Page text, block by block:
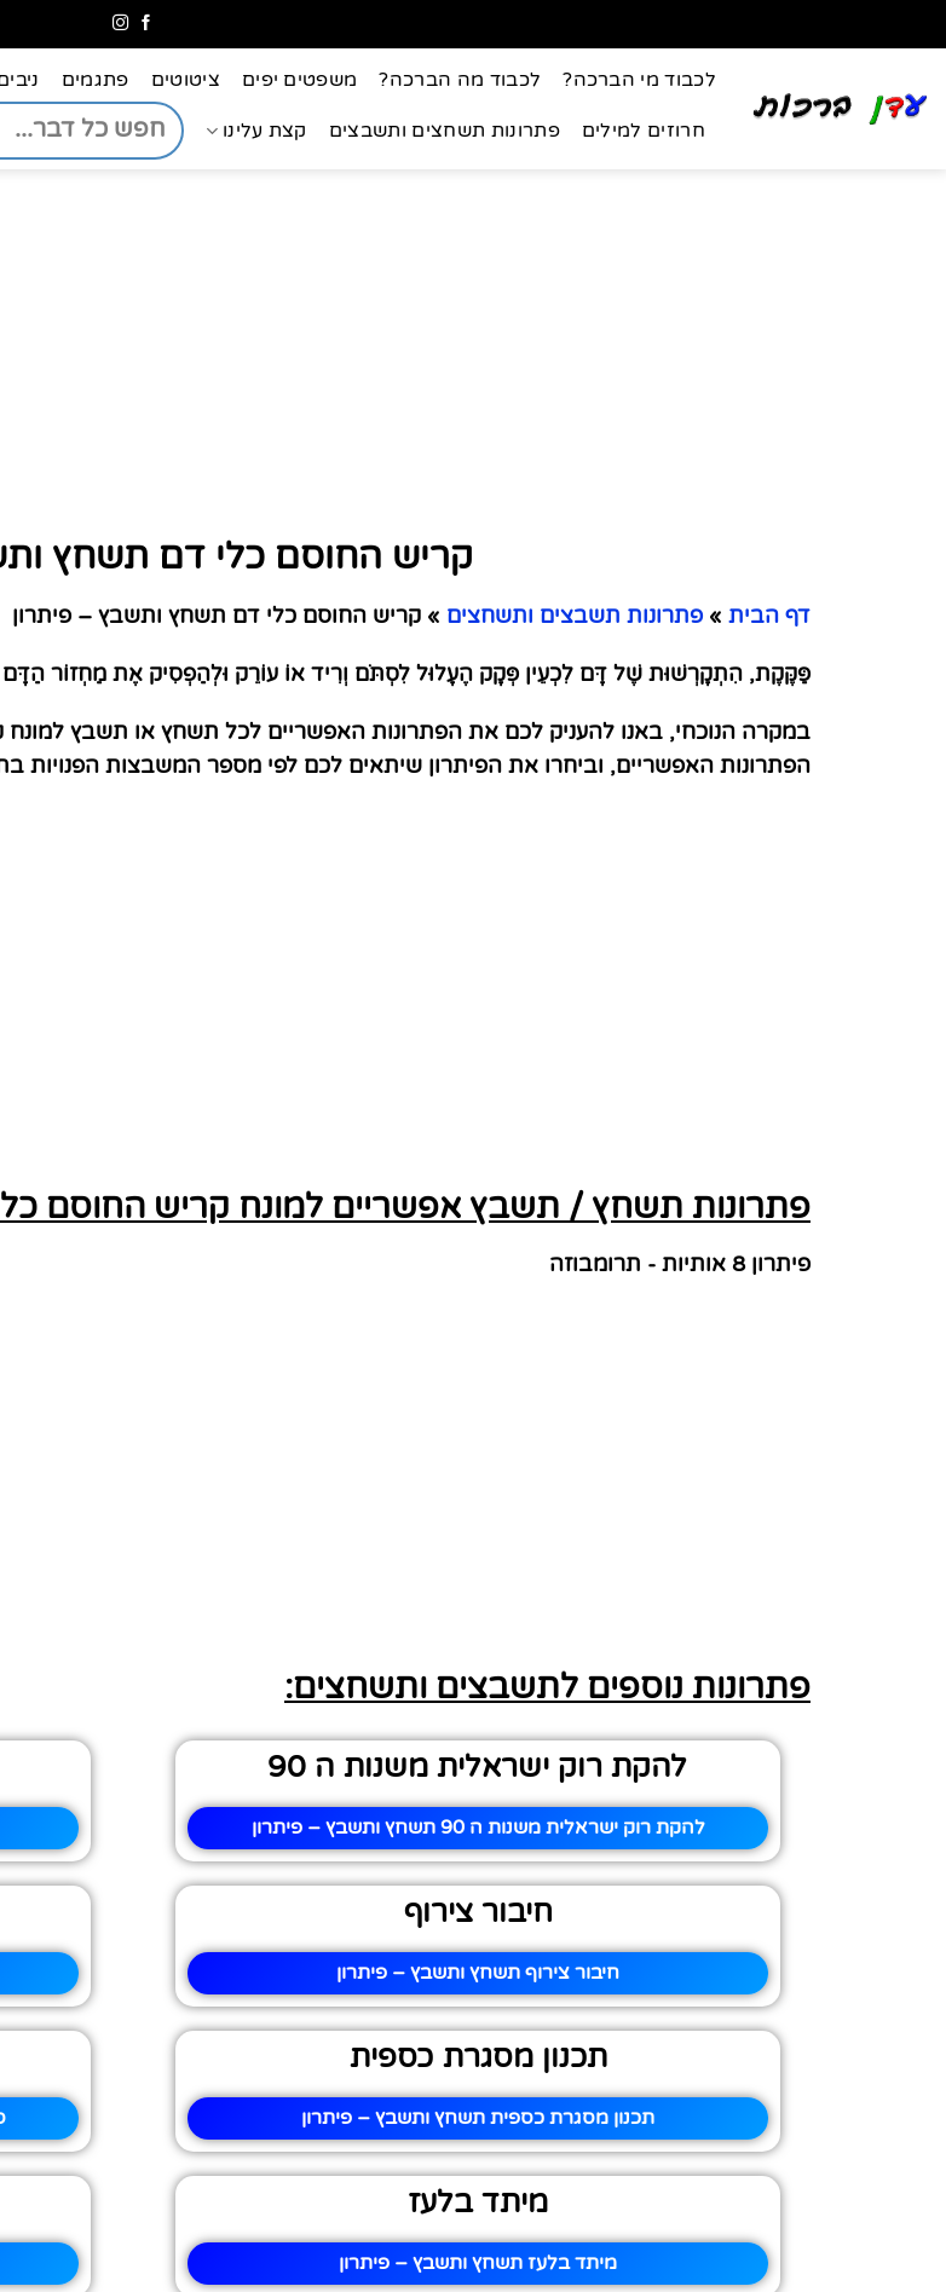
לכבוד מי הברכה? לכבוד מה הברכה? משפטים יפים ציטוטים פתגמים
חרוזים למילים פתרונות תשחצים ותשבצים קצת עלינו
קריש החוסם כלי דם תשחץ
דף הבית » פתרונות תשבצים ותשחצים » קריש החוסם כלי דם תשחץ ותשבץ – פיתרון
פַּקֶּקֶת, הִתְקָרְשׁוּת שֶׁל דָּם לִכְעֵין פְּקָק הֶעָלוּל לִסְתֹּם וְרִיד אוֹ עוֹרֵק וּלְהַפְסִיק אֶת מַחְזוֹר הַדָּם
במקרה הנוכחי, באנו להעניק לכם את הפתרונות האפשריים לכל תשחץ או תשבץ
הפתרונות האפשריים, וביחרו את הפיתרון שיתאים לכם לפי מספר המשבצות
פתרונות תשחץ / תשבץ אפשריים למונח קריש החוסם
פיתרון 8 אותיות - תרומבוזה
פתרונות נוספים לתשבצים ותשחצים:
להקת רוק ישראלית משנות ה 90
להקת רוק ישראלית משנות ה 90 תשחץ ותשבץ – פיתרון
חיבור צירוף
חיבור צירוף תשחץ ותשבץ – פיתרון
תכנון מסגרת כספית
תכנון מסגרת כספית תשחץ ותשבץ – פיתרון
מיתד בלעז
מיתד בלעז תשחץ ותשבץ – פיתרון